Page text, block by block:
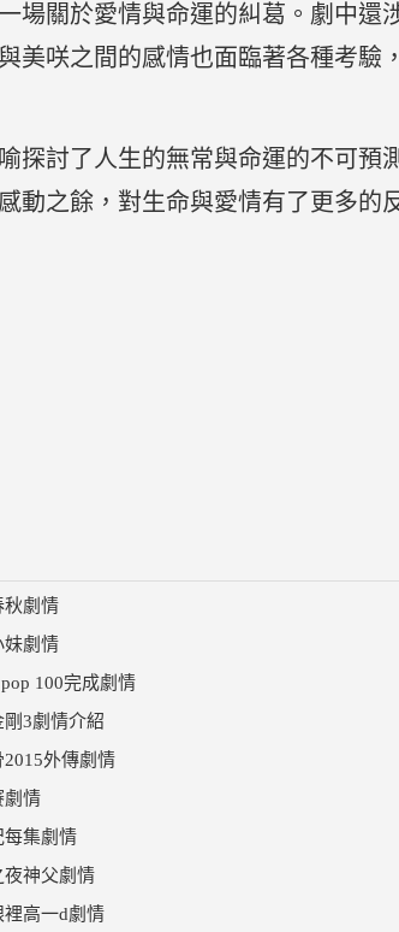
場關於愛情與命運的糾葛。劇中還
美咲之間的感情也面臨著各種考驗
探討了人生的無常與命運的不可預
動之餘，對生命與愛情有了更多的
秋劇情
妹劇情
100完成劇情
剛3劇情介紹
2015外傳劇情
劇情
每集劇情
夜神父劇情
裡高一d劇情